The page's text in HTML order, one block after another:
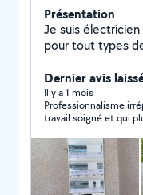
Présentation
Je suis
pour tout types
m'appeler pour
de votre
gratuitement
Au plaisir de vous
Dernier avis
Il y a 1 mois
Professionnalisme